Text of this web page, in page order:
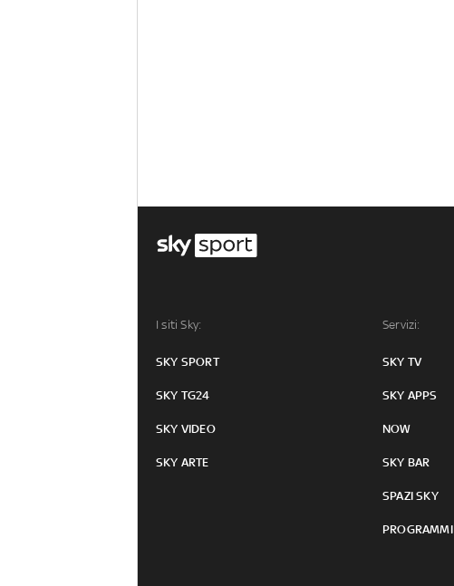
I siti Sky:
SKY SPORT
SKY TG24
SKY VIDEO
SKY ARTE
Servizi:
SKY TV
SKY APPS
NOW
SKY BAR
SPAZI SKY
PROGRAMMI